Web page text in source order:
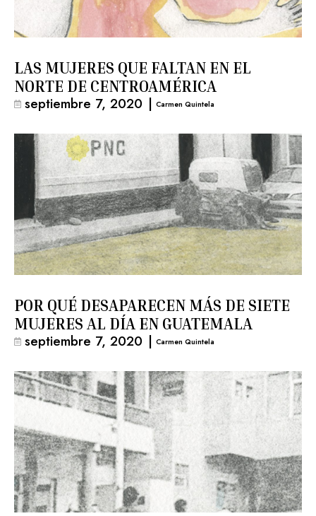
LAS MUJERES QUE FALTAN EN EL
NORTE DE CENTROAMÉRICA
septiembre 7, 2020 | Carmen Quintela
POR QUÉ DESAPARECEN MÁS DE SIETE
MUJERES AL DÍA EN GUATEMALA
septiembre 7, 2020 | Carmen Quintela